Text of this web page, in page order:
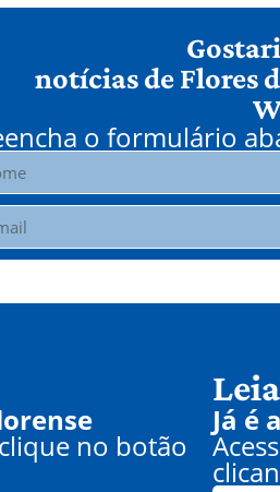
notícias de Flores
o formulário
no botão
Já é